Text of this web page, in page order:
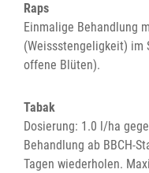
Raps
Einmalige Behandlung
(Weissstengeligkeit) im
offene Blüten).
Tabak
Dosierung: 1.0 l/ha
Behandlung ab BBCH-
Tagen wiederholen.